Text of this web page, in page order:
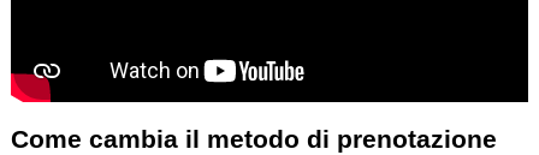
Come cambia il metodo di prenotazione